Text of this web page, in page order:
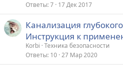
Ответы 7 17 Дек 2017
Канализация
Инструкция к
Korbi Техника безопасности
Ответы 10 27 Мар 2020